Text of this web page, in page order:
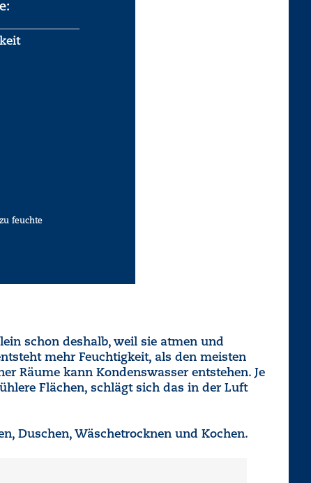
feuchte
schon deshalb, weil sie atmen und
mehr Feuchtigkeit, als den meisten
Räume kann Kondenswasser entstehen. Je
Flächen, schlägt sich das in der Luft
Duschen, Wäschetrocknen und Kochen.